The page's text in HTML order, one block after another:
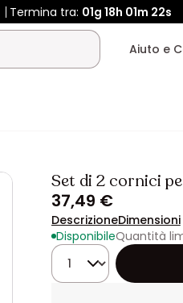
Termina tra: 01g 18h 01m 20s
Set di 2 cornici
37,49 €
DescrizioneDimensioni
DisponibileQuantità
Quantità